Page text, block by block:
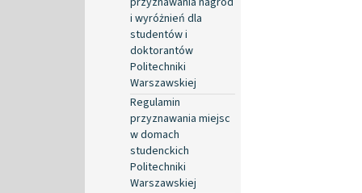
i wyróżnień dla
studentów i
doktorantów
Politechniki
Warszawskiej
Regulamin
przyznawania miejsc
w domach
studenckich
Politechniki
Warszawskiej